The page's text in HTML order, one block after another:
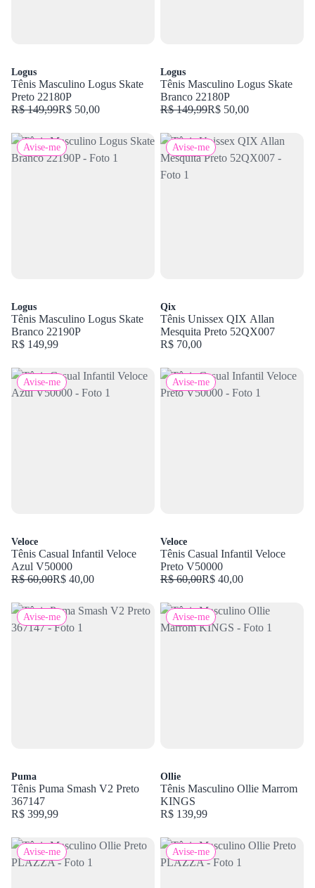
Logus
Tênis Masculino Logus Skate
Preto 22180P
R$ 149,99R$ 50,00
Logus
Tênis Masculino Logus Skate
Branco 22180P
R$ 149,99R$ 50,00
Avise-me
Logus
Tênis Masculino Logus Skate
Branco 22190P
R$ 149,99
Avise-me
Qix
Tênis Unissex QIX Allan
Mesquita Preto 52QX007
R$ 70,00
Avise-me
Veloce
Tênis Casual Infantil Veloce
Azul V50000
R$ 60,00R$ 40,00
Avise-me
Veloce
Tênis Casual Infantil Veloce
Preto V50000
R$ 60,00R$ 40,00
Avise-me
Puma
Tênis Puma Smash V2 Preto
367147
R$ 399,99
Avise-me
Ollie
Tênis Masculino Ollie Marrom
KINGS
R$ 139,99
Avise-me Avise-me